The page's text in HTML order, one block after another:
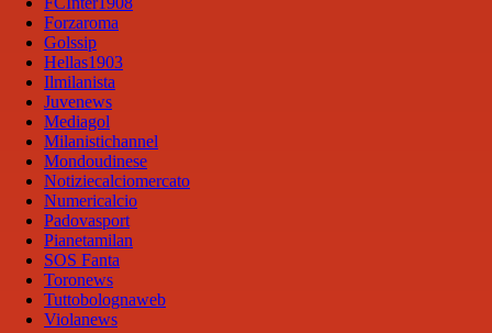
Forzaroma
Golssip
Hellas1903
Ilmilanista
Juvenews
Mediagol
Milanistichannel
Mondoudinese
Notiziecalciomercato
Numericalcio
Padovasport
Pianetamilan
SOS Fanta
Toronews
Tuttobolognaweb
Violanews